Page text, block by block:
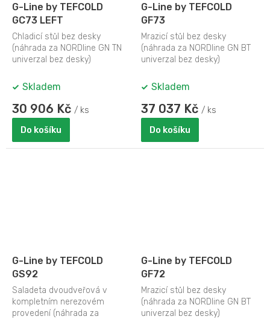
G-Line by TEFCOLD
GC73 LEFT
Chladicí stůl bez desky
(náhrada za NORDline GN TN
univerzal bez desky)
Skladem
30 906 Kč / ks
Do košíku
G-Line by TEFCOLD
GF73
Mrazicí stůl bez desky
(náhrada za NORDline GN BT
univerzal bez desky)
Skladem
37 037 Kč / ks
Do košíku
G-Line by TEFCOLD
GS92
Saladeta dvoudveřová v
kompletním nerezovém
provedení (náhrada za
G-Line by TEFCOLD
GF72
Mrazicí stůl bez desky
(náhrada za NORDline GN BT
univerzal bez desky)